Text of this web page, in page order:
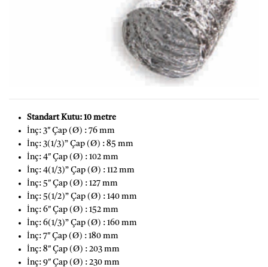
Standart Kutu: 10 metre
İnç: 3″ Çap (Ø) : 76 mm
İnç: 3(1/3)” Çap (Ø) : 85 mm
İnç: 4″ Çap (Ø) : 102 mm
İnç: 4(1/3)” Çap (Ø) : 112 mm
İnç: 5″ Çap (Ø) : 127 mm
İnç: 5(1/2)” Çap (Ø) : 140 mm
İnç: 6″ Çap (Ø) : 152 mm
İnç: 6(1/3)” Çap (Ø) : 160 mm
İnç: 7″ Çap (Ø) : 180 mm
İnç: 8″ Çap (Ø) : 203 mm
İnç: 9″ Çap (Ø) : 230 mm